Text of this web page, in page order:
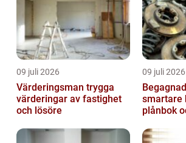
09 juli 2026
Värderingsman trygga
värderingar av fastighet
och lösöre
09 juli 2026
smartare
plånbok